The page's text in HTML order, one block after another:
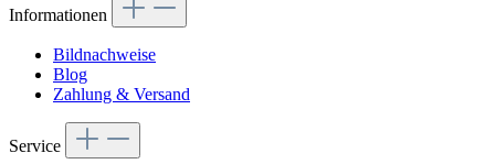
Informationen
Bildnachweise
Blog
Zahlung & Versand
Service